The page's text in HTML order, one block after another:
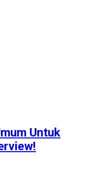
Untuk